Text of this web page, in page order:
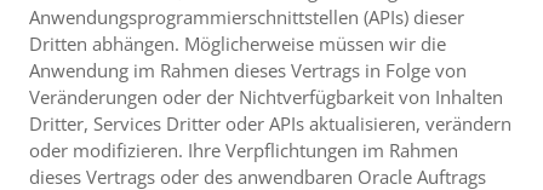
Anwendungsprogrammierschnittstellen (APIs) dieser
Dritten abhängen. Möglicherweise müssen wir die
Anwendung im Rahmen dieses Vertrags in Folge von
Veränderungen oder der Nichtverfügbarkeit von Inhalten
Dritter, Services Dritter oder APIs aktualisieren, verändern
oder modifizieren. Ihre Verpflichtungen im Rahmen
dieses Vertrags oder des anwendbaren Oracle Auftrags